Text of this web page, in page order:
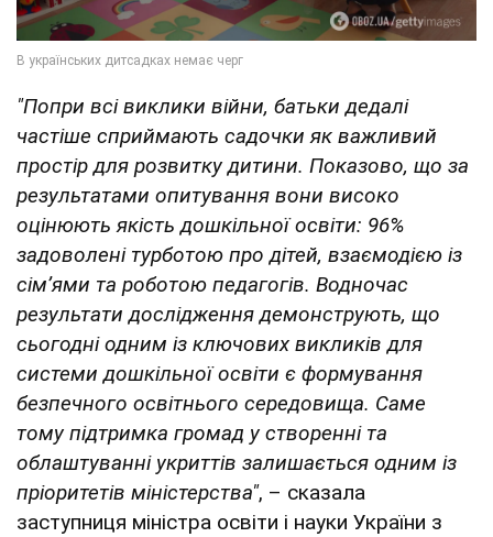
"Попри всі виклики війни, батьки дедалі
частіше сприймають садочки як важливий
простір для розвитку дитини. Показово, що за
результатами опитування вони високо
оцінюють якість дошкільної освіти: 96%
задоволені турботою про дітей, взаємодією із
сімʼями та роботою педагогів. Водночас
результати дослідження демонструють, що
сьогодні одним із ключових викликів для
системи дошкільної освіти є формування
безпечного освітнього середовища. Саме
тому підтримка громад у створенні та
облаштуванні укриттів залишається одним із
пріоритетів міністерства", – сказала
заступниця міністра освіти і науки України з